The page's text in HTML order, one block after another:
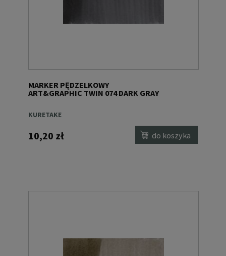
MARKER PĘDZELKOWY
ART&GRAPHIC TWIN 074 DARK GRAY
KURETAKE
10,20 zł do koszyka